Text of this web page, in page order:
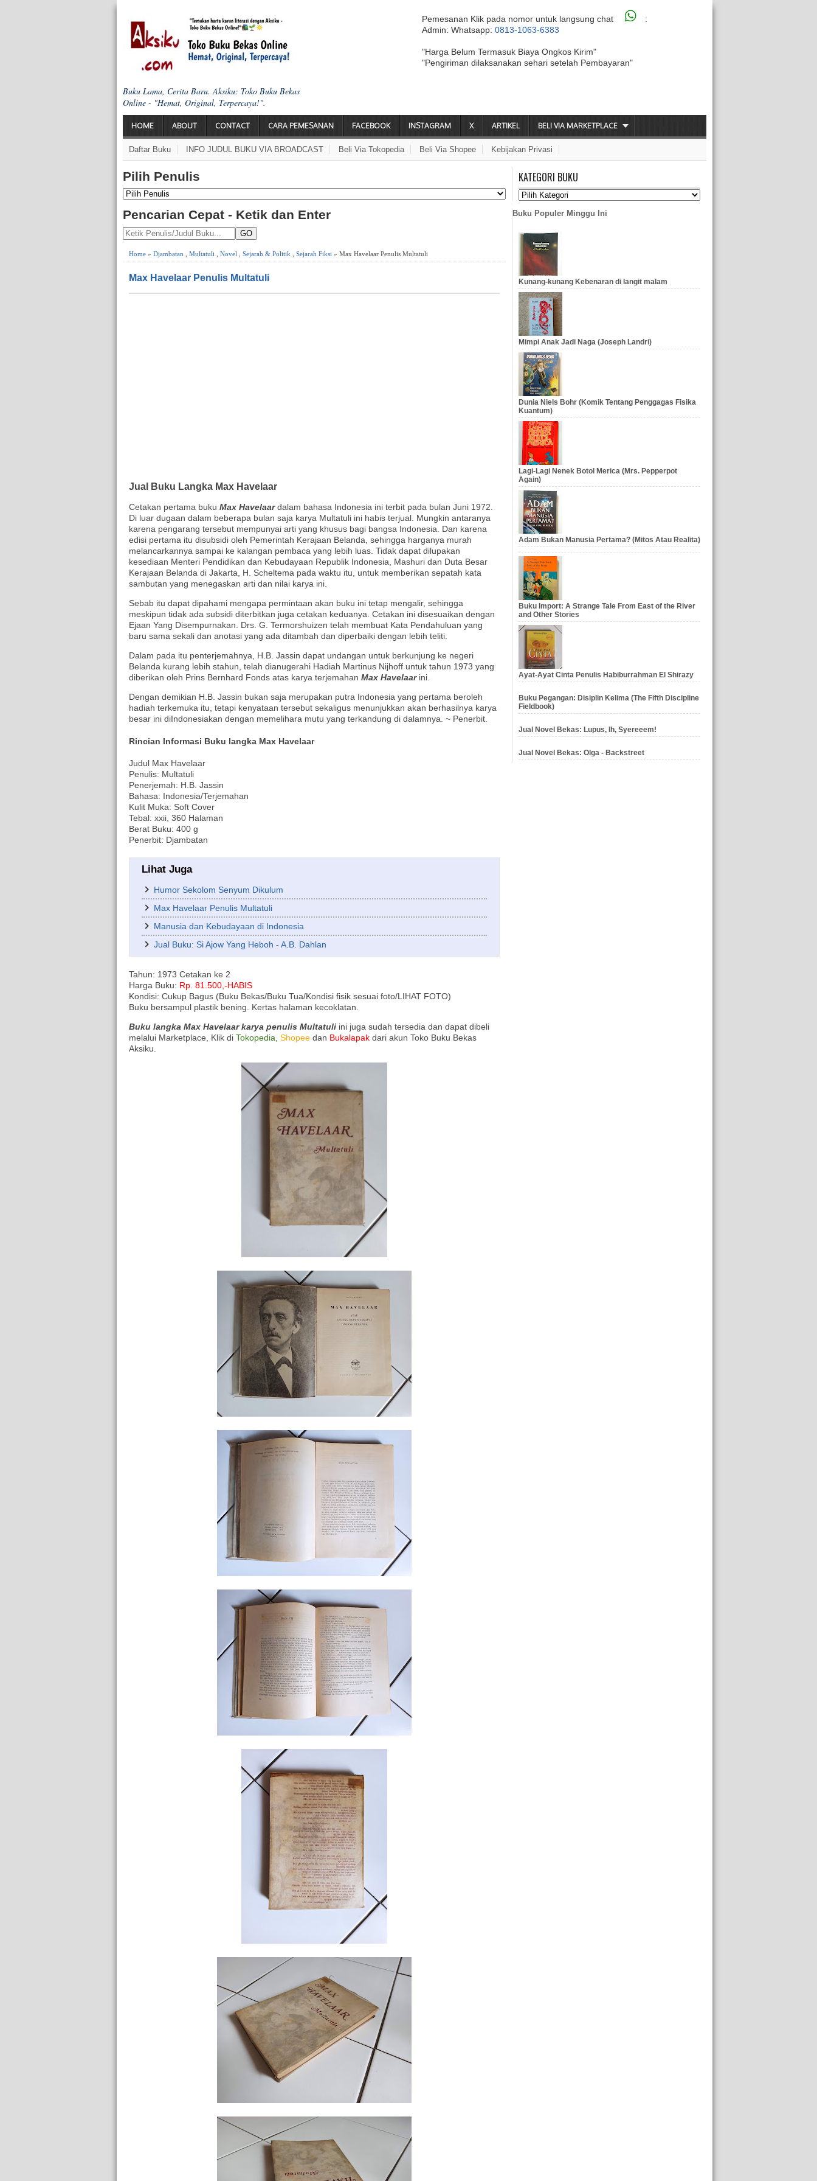
Buku Lama, Cerita Baru. Aksiku: Toko Buku Bekas
Online - "Hemat, Original, Terpercaya!".
Pemesanan Klik pada nomor untuk langsung chat
:
Admin: Whatsapp: 0813-1063-6383
"Harga Belum Termasuk Biaya Ongkos Kirim"
"Pengiriman dilaksanakan sehari setelah Pembayaran"
HOME ABOUT CONTACT CARA PEMESANAN FACEBOOK INSTAGRAM X ARTIKEL BELI VIA MARKETPLACE
Daftar Buku INFO JUDUL BUKU VIA BROADCAST Beli Via Tokopedia Beli Via Shopee Kebijakan Privasi
Pilih Penulis
Pencarian Cepat - Ketik dan Enter
GO
Home » Djambatan Multatuli Novel Sejarah & Politik Sejarah Fiksi » Max Havelaar Penulis Multatuli
Max Havelaar Penulis Multatuli
Jual Buku Langka Max Havelaar
Cetakan pertama buku Max Havelaardalam bahasa Indonesia ini terbit pada bulan Juni 1972.
Di luar dugaan dalam beberapa bulan saja karya Multatuli ini habis terjual. Mungkin antaranya
karena pengarang tersebut mempunyai arti yang khusus bagi bangsa Indonesia. Dan karena
edisi pertama itu disubsidi oleh Pemerintah Kerajaan Belanda, sehingga harganya murah
melancarkannya sampai ke kalangan pembaca yang lebih luas. Tidak dapat dilupakan
kesediaan Menteri Pendidikan dan Kebudayaan Republik Indonesia, Mashuri dan Duta Besar
Kerajaan Belanda di Jakarta, H. Scheltema pada waktu itu, untuk memberikan sepatah kata
sambutan yang menegaskan arti dan nilai karya ini.
Sebab itu dapat dipahami mengapa permintaan akan buku ini tetap mengalir, sehingga
meskipun tidak ada subsidi diterbitkan juga cetakan keduanya. Cetakan ini disesuaikan dengan
Ejaan Yang Disempurnakan. Drs. G. Termorshuizen telah membuat Kata Pendahuluan yang
baru sama sekali dan anotasi yang ada ditambah dan diperbaiki dengan lebih teliti.
Dalam pada itu penterjemahnya, H.B. Jassin dapat undangan untuk berkunjung ke negeri
Belanda kurang lebih stahun, telah dianugerahi Hadiah Martinus Nijhoff untuk tahun 1973 yang
diberikan oleh Prins Bernhard Fonds atas karya terjemahan Max Havelaarini.
Dengan demikian H.B. Jassin bukan saja merupakan putra Indonesia yang pertama beroleh
hadiah terkemuka itu, tetapi kenyataan tersebut sekaligus menunjukkan akan berhasilnya karya
besar ini diIndonesiakan dengan memelihara mutu yang terkandung di dalamnya. ~ Penerbit.
Rincian Informasi Buku langka Max Havelaar
Judul Max Havelaar
Penulis: Multatuli
Penerjemah: H.B. Jassin
Bahasa: Indonesia/Terjemahan
Kulit Muka: Soft Cover
Tebal: xxii, 360 Halaman
Berat Buku: 400 g
Penerbit: Djambatan
Lihat Juga
Humor Sekolom Senyum Dikulum
Max Havelaar Penulis Multatuli
Manusia dan Kebudayaan di Indonesia
Jual Buku: Si Ajow Yang Heboh - A.B. Dahlan
Tahun: 1973 Cetakan ke 2
Harga Buku: Rp. 81.500,-HABIS
Kondisi: Cukup Bagus (Buku Bekas/Buku Tua/Kondisi fisik sesuai foto/LIHAT FOTO)
Buku bersampul plastik bening. Kertas halaman kecoklatan.
Buku langka Max Havelaar karya penulis Multatuli ini juga sudah tersedia dan dapat dibeli
melalui Marketplace, Klik di Tokopedia, Shopee dan Bukalapak dari akun Toko Buku Bekas
Aksiku.
KATEGORI BUKU
Buku Populer Minggu Ini
Kunang-kunang Kebenaran di langit malam
Mimpi Anak Jadi Naga (Joseph Landri)
Dunia Niels Bohr (Komik Tentang Penggagas Fisika
Kuantum)
Lagi-Lagi Nenek Botol Merica (Mrs. Pepperpot
Again)
Adam Bukan Manusia Pertama? (Mitos Atau Realita)
Buku Import: A Strange Tale From East of the River
and Other Stories
Ayat-Ayat Cinta Penulis Habiburrahman El Shirazy
Buku Pegangan: Disiplin Kelima (The Fifth Discipline
Fieldbook)
Jual Novel Bekas: Lupus, Ih, Syereeem!
Jual Novel Bekas: Olga - Backstreet